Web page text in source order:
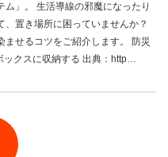
」。 生活導線の邪魔になったり
置き場所に困っていませんか？
せるコツをご紹介します。 防災
ックスに収納する 出典：http…